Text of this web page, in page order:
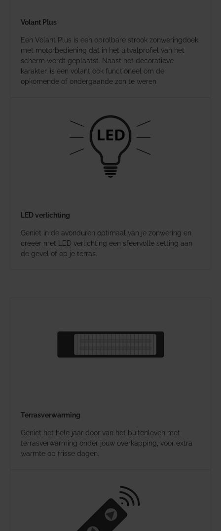
Volant Plus
Een Volant Plus is een oprolbare strook zonweringdoek
met motorbediening dat in het uitvalprofiel van het
scherm wordt geplaatst. Naast het decoratieve
karakter, is een volant ook functioneel om de
opkomende of ondergaande zon te weren.
LED verlichting
Geniet in de avonduren optimaal van je zonwering en
creëer met LED verlichting een sfeervolle setting aan
de gevel of op je terras.
Terrasverwarming
Geniet het hele jaar door van het buitenleven met
terrasverwarming onder jouw overkapping, voor extra
warmte op frisse dagen.